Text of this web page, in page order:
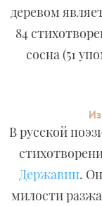
деревом
84
сосна (51
В русской
Державин.
милости